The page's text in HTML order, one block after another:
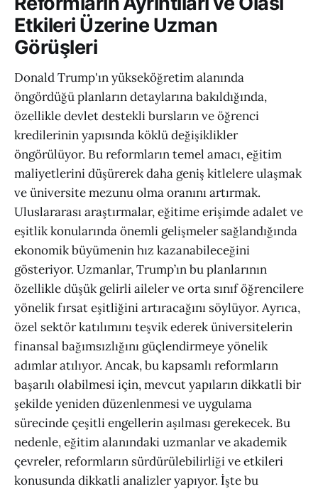
Etkileri Üzerine Uzman
Görüşleri
Donald Trump'ın yükseköğretim alanında
öngördüğü planların detaylarına bakıldığında,
özellikle devlet destekli bursların ve öğrenci
kredilerinin yapısında köklü değişiklikler
öngörülüyor. Bu reformların temel amacı, eğitim
maliyetlerini düşürerek daha geniş kitlelere ulaşmak
ve üniversite mezunu olma oranını artırmak.
Uluslararası araştırmalar, eğitime erişimde adalet ve
eşitlik konularında önemli gelişmeler sağlandığında
ekonomik büyümenin hız kazanabileceğini
gösteriyor. Uzmanlar, Trump’ın bu planlarının
özellikle düşük gelirli aileler ve orta sınıf öğrencilere
yönelik fırsat eşitliğini artıracağını söylüyor. Ayrıca,
özel sektör katılımını teşvik ederek üniversitelerin
finansal bağımsızlığını güçlendirmeye yönelik
adımlar atılıyor. Ancak, bu kapsamlı reformların
başarılı olabilmesi için, mevcut yapıların dikkatli bir
şekilde yeniden düzenlenmesi ve uygulama
sürecinde çeşitli engellerin aşılması gerekecek. Bu
nedenle, eğitim alanındaki uzmanlar ve akademik
çevreler, reformların sürdürülebilirliği ve etkileri
konusunda dikkatli analizler yapıyor. İşte bu